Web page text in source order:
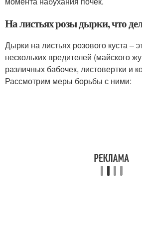
На листьях розы дырки, что
Дырки на листьях розового куста –
нескольких вредителей (майского
различных бабочек, листовертки и
Рассмотрим меры борьбы с ними: